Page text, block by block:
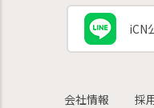
iCN
会社情報 採